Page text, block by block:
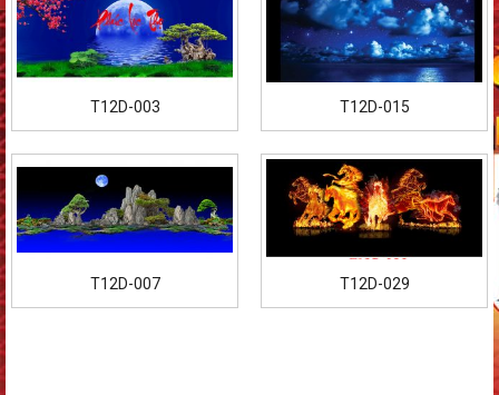
T12D-003 T12D-015
T12D-007 T12D-029